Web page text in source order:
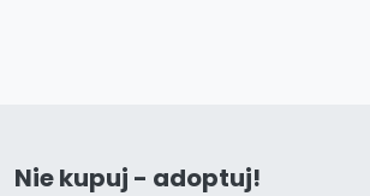
Nie kupuj - adoptuj!